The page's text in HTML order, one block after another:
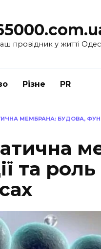
провідник у житті
Різне PR
МЕМБРАНА: БУДОВА,
та